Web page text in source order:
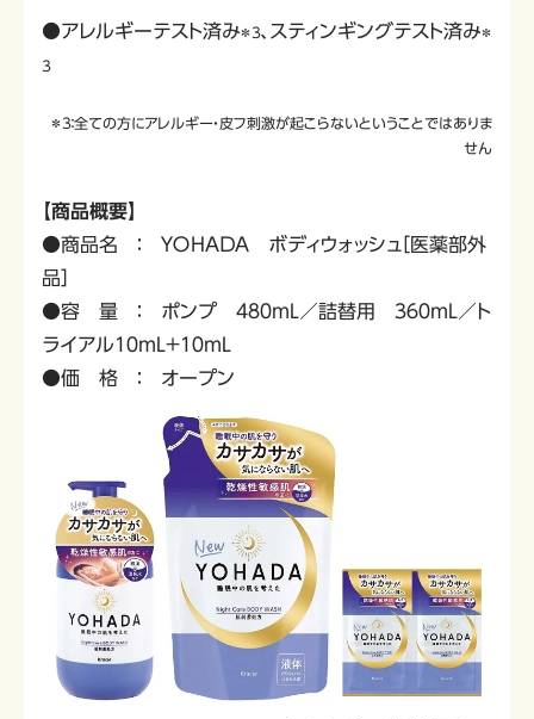
●アレルギーテスト済み＊３、スティンギングテスト済み＊
３
＊３：全ての方にアレルギー・皮フ刺激が起こらないということではありま
せん
【商品概要】
●商品名 ： ＹＯＨＡＤＡ ボディウォッシュ［医薬部外
品］
●容 量 ： ポンプ ４８０mL／詰替用 ３６０mL／ト
ライアル１０mL＋１０mL
●価 格 ： オープン